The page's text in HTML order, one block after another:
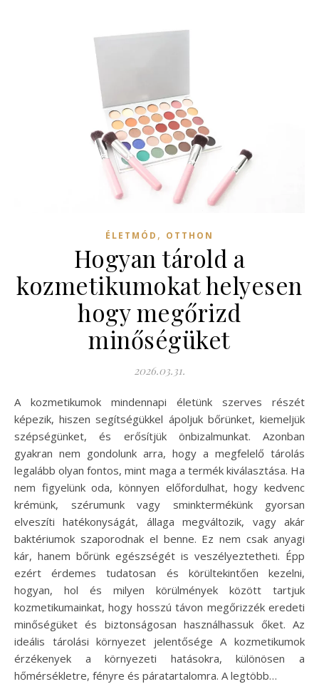
ÉLETMÓD , OTTHON
Hogyan tárold a
kozmetikumokat helyesen
hogy megőrizd
minőségüket
2026.03.31.
A kozmetikumok mindennapi életünk szerves részét
képezik, hiszen segítségükkel ápoljuk bőrünket, kiemeljük
szépségünket, és erősítjük önbizalmunkat. Azonban
gyakran nem gondolunk arra, hogy a megfelelő tárolás
legalább olyan fontos, mint maga a termék kiválasztása. Ha
nem figyelünk oda, könnyen előfordulhat, hogy kedvenc
krémünk, szérumunk vagy sminktermékünk gyorsan
elveszíti hatékonyságát, állaga megváltozik, vagy akár
baktériumok szaporodnak el benne. Ez nem csak anyagi
kár, hanem bőrünk egészségét is veszélyeztetheti. Épp
ezért érdemes tudatosan és körültekintően kezelni,
hogyan, hol és milyen körülmények között tartjuk
kozmetikumainkat, hogy hosszú távon megőrizzék eredeti
minőségüket és biztonságosan használhassuk őket. Az
ideális tárolási környezet jelentősége A kozmetikumok
érzékenyek a környezeti hatásokra, különösen a
hőmérsékletre, fényre és páratartalomra. A legtöbb…